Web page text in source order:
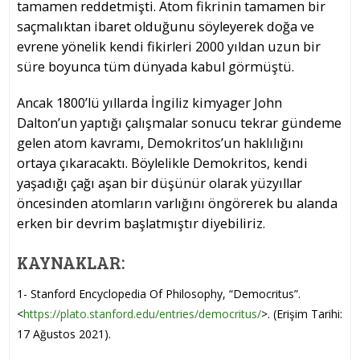
tamamen reddetmişti. Atom fikrinin tamamen bir
saçmalıktan ibaret olduğunu söyleyerek doğa ve
evrene yönelik kendi fikirleri 2000 yıldan uzun bir
süre boyunca tüm dünyada kabul görmüştü.
Ancak 1800’lü yıllarda İngiliz kimyager John
Dalton’un yaptığı çalışmalar sonucu tekrar gündeme
gelen atom kavramı, Demokritos’un haklılığını
ortaya çıkaracaktı. Böylelikle Demokritos, kendi
yaşadığı çağı aşan bir düşünür olarak yüzyıllar
öncesinden atomların varlığını öngörerek bu alanda
erken bir devrim başlatmıştır diyebiliriz.
KAYNAKLAR:
1- Stanford Encyclopedia Of Philosophy, “Democritus”.
<https://plato.stanford.edu/entries/democritus/>. (Erişim Tarihi:
17 Ağustos 2021).